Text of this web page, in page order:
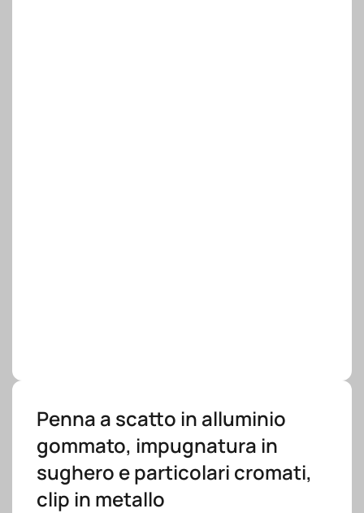
Penna a scatto in alluminio
gommato, impugnatura in
sughero e particolari cromati,
clip in metallo